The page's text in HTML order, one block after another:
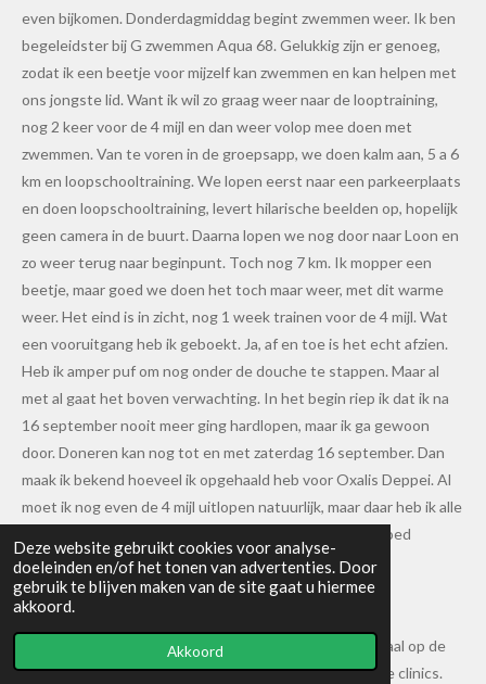
Deze website gebruikt cookies voor analyse-
doeleinden en/of het tonen van advertenties. Door
gebruik te blijven maken van de site gaat u hiermee
akkoord.
Akkoord
even bijkomen. Donderdagmiddag begint zwemmen weer. Ik ben
begeleidster bij G zwemmen Aqua 68. Gelukkig zijn er genoeg,
zodat ik een beetje voor mijzelf kan zwemmen en kan helpen met
ons jongste lid. Want ik wil zo graag weer naar de looptraining,
nog 2 keer voor de 4 mijl en dan weer volop mee doen met
zwemmen. Van te voren in de groepsapp, we doen kalm aan, 5 a 6
km en loopschooltraining. We lopen eerst naar een parkeerplaats
en doen loopschooltraining, levert hilarische beelden op, hopelijk
geen camera in de buurt. Daarna lopen we nog door naar Loon en
zo weer terug naar beginpunt. Toch nog 7 km. Ik mopper een
beetje, maar goed we doen het toch maar weer, met dit warme
weer. Het eind is in zicht, nog 1 week trainen voor de 4 mijl. Wat
een vooruitgang heb ik geboekt. Ja, af en toe is het echt afzien.
Heb ik amper puf om nog onder de douche te stappen. Maar al
met al gaat het boven verwachting. In het begin riep ik dat ik na
16 september nooit meer ging hardlopen, maar ik ga gewoon
door. Doneren kan nog tot en met zaterdag 16 september. Dan
maak ik bekend hoeveel ik opgehaald heb voor Oxalis Deppei. Al
moet ik nog even de 4 mijl uitlopen natuurlijk, maar daar heb ik alle
vertrouwen in! Doen mensen, doen! Het geld wordt goed
besteed!
Nog een leuk nieuwtje: volgende week komt mijn verhaal op de
Unive website, samen met 2 andere deelnemers van de clinics.